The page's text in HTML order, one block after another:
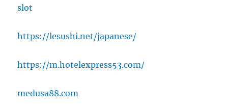
slot
https://lesushi.net/japanese/
https://m.hotelexpress53.com/
medusa88.com